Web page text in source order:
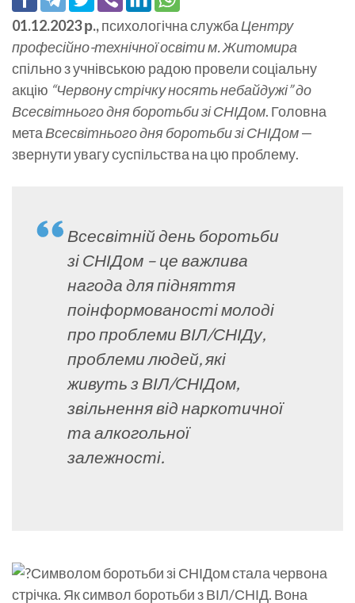
01.12.2023 р.,психологічна службаЦентру
професійно-технічної освіти м. Житомира
спільно з учнівською радою провели соціальну
акцію “Червону стрічку носять небайдужі” до
Всесвітнього дня боротьби зі СНІДом. Головна
метаВсесвітнього дня боротьби зі СНІДом—
звернути увагу суспільства на цю проблему.
Всесвітній день боротьби
зі СНІДом – це важлива
нагода для підняття
поінформованості молоді
про проблеми ВІЛ/СНІДу,
проблеми людей, які
живуть з ВІЛ/СНІДом,
звільнення від наркотичної
та алкогольної
залежності.
Символом боротьби зі СНІДом стала червона
стрічка. Як символ боротьби з ВІЛ/СНІД. Вона